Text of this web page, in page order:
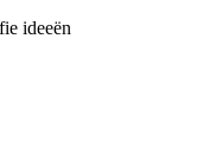
ideeën